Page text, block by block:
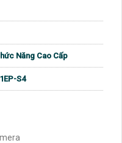
Năng Cao Cấp
S4